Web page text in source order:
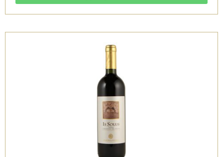
0.375
Sardus